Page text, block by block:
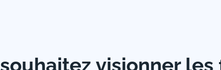
visionner les